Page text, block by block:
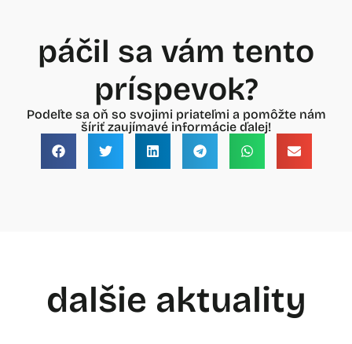
páčil sa vám tento
príspevok?
Podeľte sa oň so svojimi priateľmi a pomôžte nám
šíriť zaujímavé informácie ďalej!
dalšie aktuality